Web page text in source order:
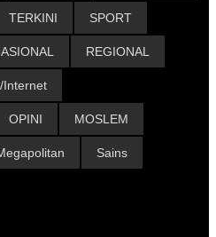
TERKINI SPORT
REGIONAL
Internet
OPINI MOSLEM
Sains